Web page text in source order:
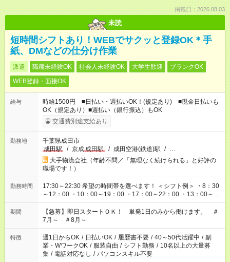
掲載日：2026.08.03
未読
短時間シフトあり！WEBでサクッと登録OK＊手
紙、DMなどの仕分け作業
派遣 職種未経験OK 社会人未経験OK 大学生歓迎
ブランクOK
WEB登録・面接OK
給与
時給1500円 ■日払い・週払いOK！(規定あり) ■現金日払いも
OK（規定あり）■週払い（銀行振込）もOK
交通費別途支給あり
勤務地
千葉県成田市
成田駅
/ 京成成田駅 / 成田空港(鉄道)駅 / …
大手物流会社（年齢不問／「無理なく続けられる」と好評の
職場です！）
勤務時間
17:30～22:30 希望の時間帯を選べます！ ＜シフト例＞ ・8：30
～12：00 ・10：00～19：00 ・17：00～22：00 ・13：00～
22：00 ・22：00～翌6：00 など
期間
【急募】即日スタートＯＫ！ 単発1日のみから働けます。 ＃
7月～ ＃8月～
特徴 週1日からOK / 日払いOK / 履歴書不要 / 40～50代活躍中 / 副
業・WワークOK / 服装自由 / シフト勤務 / 10名以上の大量募
集 / 電話対応なし / パソコンスキル不要